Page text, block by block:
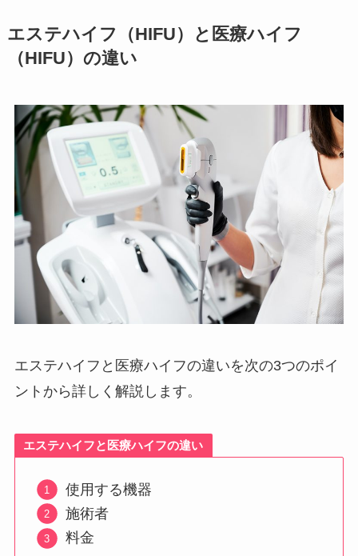
エステハイフ（HIFU）と医療ハイフ
（HIFU）の違い
エステハイフと医療ハイフの違いを次の3つのポイ
ントから詳しく解説します。
エステハイフと医療ハイフの違い
使用する機器
施術者
料金